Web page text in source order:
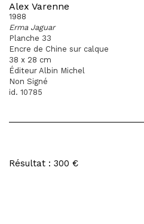
Alex Varenne
1988
Erma Jaguar
Planche 33
Encre de Chine sur calque
38 x 28 cm
Éditeur Albin Michel
Non Signé
id. 10785
Résultat : 300 €